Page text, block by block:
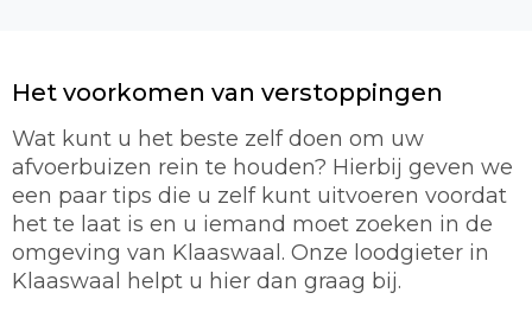
Het voorkomen van verstoppingen
Wat kunt u het beste zelf doen om uw
afvoerbuizen rein te houden? Hierbij geven we
een paar tips die u zelf kunt uitvoeren voordat
het te laat is en u iemand moet zoeken in de
omgeving van Klaaswaal. Onze loodgieter in
Klaaswaal helpt u hier dan graag bij.